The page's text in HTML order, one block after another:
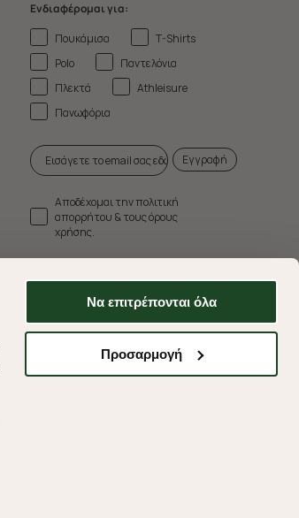
Να επιτρέπονται όλα
Προσαρμογή
Ενδιαφέρομαι για:
Πουκάμισα
T-Shirts
Polo
Παντελόνια
Πλεκτά
Athleisure
Πανωφόρια
Εγγραφή
Αποδέχομαι την πολιτική
απορρήτου & τους όρους
χρήσης.